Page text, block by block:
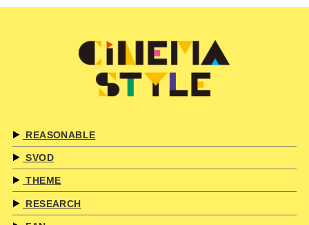
REASONABLE
SVOD
THEME
RESEARCH